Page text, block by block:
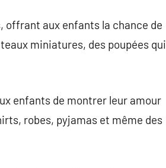
offrant aux enfants la chance de
miniatures, des poupées qui
enfants de montrer leur amour
robes, pyjamas et même des